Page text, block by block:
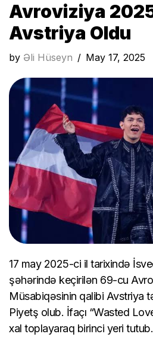
Avroviziya
Avstriya Oldu
by Əli Hüseyn May 17, 2025
17 may 2025-ci il tarixində
şəhərində keçirilən 69-cu
Müsabiqəsinin qalibi Avstriya
Piyetş olub. İfaçı “Wasted
xal toplayaraq birinci yeri